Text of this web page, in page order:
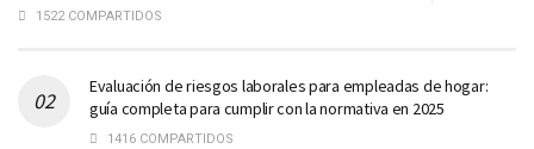
1522 COMPARTIDOS
Evaluación de riesgos laborales para empleadas de hogar:
guía completa para cumplir con la normativa en 2025
1416 COMPARTIDOS